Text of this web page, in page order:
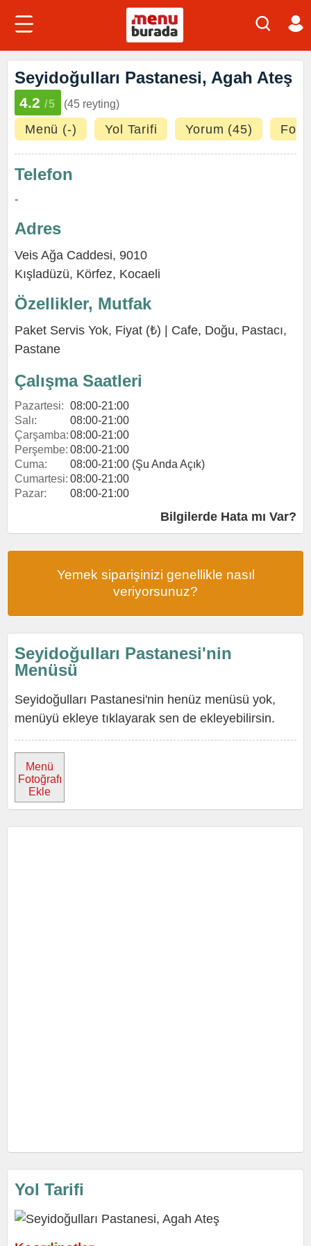
Seyidoğulları Pastanesi, Agah Ateş
4.2 /5 (45 reyting)
Menü (-) Yol Tarifi Yorum (45)
Telefon
-
Adres
Veis Ağa Caddesi, 9010
Kışladüzü, Körfez, Kocaeli
Özellikler, Mutfak
Paket Servis Yok, Fiyat (₺) | Cafe, Doğu, Pastacı,
Pastane
Çalışma Saatleri
Pazartesi: 08:00-21:00
Salı:
08:00-21:00
Çarşamba:08:00-21:00
Perşembe: 08:00-21:00
Cuma:
08:00-21:00 (Şu Anda Açık)
Cumartesi: 08:00-21:00
Pazar:
08:00-21:00
Bilgilerde Hata mı Var?
Yemek siparişinizi genellikle nasıl
veriyorsunuz?
Seyidoğulları Pastanesi'nin
Menüsü
Seyidoğulları Pastanesi'nin henüz menüsü yok,
menüyü ekleye tıklayarak sen de ekleyebilirsin.
Menü
Fotoğrafı
Ekle
Yol Tarifi